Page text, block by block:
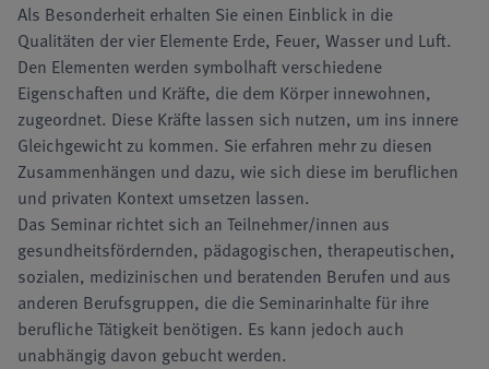
Als Besonderheit erhalten Sie einen Einblick in die
Qualitäten der vier Elemente Erde, Feuer, Wasser und Luft.
Den Elementen werden symbolhaft verschiedene
Eigenschaften und Kräfte, die dem Körper innewohnen,
zugeordnet. Diese Kräfte lassen sich nutzen, um ins innere
Gleichgewicht zu kommen. Sie erfahren mehr zu diesen
Zusammenhängen und dazu, wie sich diese im beruflichen
und privaten Kontext umsetzen lassen.
Das Seminar richtet sich an Teilnehmer/innen aus
gesundheits­för­dern­den, päda­gogischen, thera­peut­isch­en,
sozialen, medizi­nischen und beratenden Berufen und aus
anderen Berufs­­gruppen, die die Seminarinhalte für ihre
berufliche Tätigkeit benötigen. Es kann jedoch auch
unabhängig davon gebucht werden.